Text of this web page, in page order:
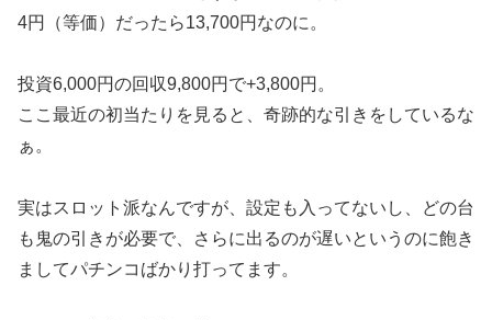
4円（等価）だったら13,700円なのに。
投資6,000円の回収9,800円で+3,800円。
ここ最近の初当たりを見ると、奇跡的な引きをしているな
ぁ。
実はスロット派なんですが、設定も入ってないし、どの台
も鬼の引きが必要で、さらに出るのが遅いというのに飽き
ましてパチンコばかり打ってます。